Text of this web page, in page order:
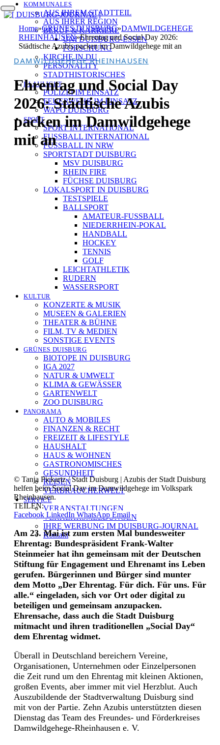
KOMMUNALES
AUS IHREM STADTTEIL
AUS IHRER REGION
BERUF & KARRIERE
UNI DUISBURG-ESSEN
FORSCHUNG
KIRCHE IN DU
PERSONALITY
STADTHISTORISCHES
BLAULICHT
POLIZEI IM EINSATZ
FEUERWEHR IM EINSATZ
WAPO DUISBURG
SPORT
SPORT INTERNATIONAL
FUSSBALL INTERNATIONAL
FUSSBALL IN NRW
SPORTSTADT DUISBURG
MSV DUISBURG
RHEIN FIRE
FÜCHSE DUISBURG
LOKALSPORT IN DUISBURG
TESTSPIELE
BALLSPORT
AMATEUR-FUSSBALL
NIEDERRHEIN-POKAL
HANDBALL
HOCKEY
TENNIS
GOLF
LEICHTATHLETIK
RUDERN
WASSERSPORT
KULTUR
KONZERTE & MUSIK
MUSEEN & GALERIEN
THEATER & BÜHNE
FILM, TV & MEDIEN
SONSTIGE EVENTS
GRÜNES DUISBURG
BIOTOPE IN DUISBURG
IGA 2027
NATUR & UMWELT
KLIMA & GEWÄSSER
GARTENWELT
ZOO DUISBURG
PANORAMA
AUTO & MOBILES
FINANZEN & RECHT
FREIZEIT & LIFESTYLE
HAUSHALT
HAUS & WOHNEN
GASTRONOMISCHES
GESUNDHEIT
REISEN
VERBRAUCHERWELT
SERVICE
VERANSTALTUNGEN
VERKEHRSMELDUNGEN
IHRE WERBUNG IM DUISBURG-JOURNAL
Kontakt
Home»GRÜNES DUISBURG»DAMWILDGEHEGE
RHEINHAUSEN»Ehrentag und Social Day 2026:
Städtische Azubis packen im Damwildgehege mit an
DAMWILDGEHEGE RHEINHAUSEN
Ehrentag und Social Day
2026: Städtische Azubis
packen im Damwildgehege
mit an
© Tanja Pickartz / Stadt Duisburg | Azubis der Stadt Duisburg
helfen beim Social Day im Damwildgehege im Volkspark
Rheinhausen.
TEILEN:
Facebook LinkedIn WhatsApp Email
Am 23. Mai ist zum ersten Mal bundesweiter
Ehrentag: Bundespräsident Frank-Walter
Steinmeier hat ihn gemeinsam mit der Deutschen
Stiftung für Engagement und Ehrenamt ins Leben
gerufen. Bürgerinnen und Bürger sind munter
dem Motto „Der Ehrentag. Für dich. Für uns. Für
alle.“ eingeladen, sich vor Ort oder digital zu
beteiligen und gemeinsam anzupacken.
Ehrensache, dass auch die Stadt Duisburg
mitmacht und ihren traditionellen „Social Day“
dem Ehrentag widmet.
Überall in Deutschland bereichern Vereine,
Organisationen, Unternehmen oder Einzelpersonen
die Zeit rund um den Ehrentag mit kleinen Aktionen,
großen Events, aber immer mit viel Herzblut. Auch
Auszubildende der Stadtverwaltung Duisburg sind
mit von der Partie. Zehn Azubis unterstützten diesen
Dienstag das Team des Freundes- und Förderkreises
Damwildgehege-Rheinhausen e. V.